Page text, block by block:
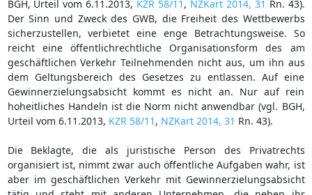
BGH, Urteil vom 6.11.2013, KZR 58/11 , NZKart 2014, 31 Rn. 43).
Der Sinn und Zweck des GWB, die Freiheit des Wettbewerbs
sicherzustellen, verbietet eine enge Betrachtungsweise. So
reicht eine öffentlichrechtliche Organisationsform des am
geschäftlichen Verkehr Teilnehmenden nicht aus, um ihn aus
dem Geltungsbereich des Gesetzes zu entlassen. Auf eine
Gewinnerzielungsabsicht kommt es nicht an. Nur auf rein
hoheitliches Handeln ist die Norm nicht anwendbar (vgl. BGH,
Urteil vom 6.11.2013, KZR 58/11 , NZKart 2014, 31 Rn. 43).
Die Beklagte, die als juristische Person des Privatrechts
organisiert ist, nimmt zwar auch öffentliche Aufgaben wahr, ist
aber im geschäftlichen Verkehr mit Gewinnerzielungsabsicht